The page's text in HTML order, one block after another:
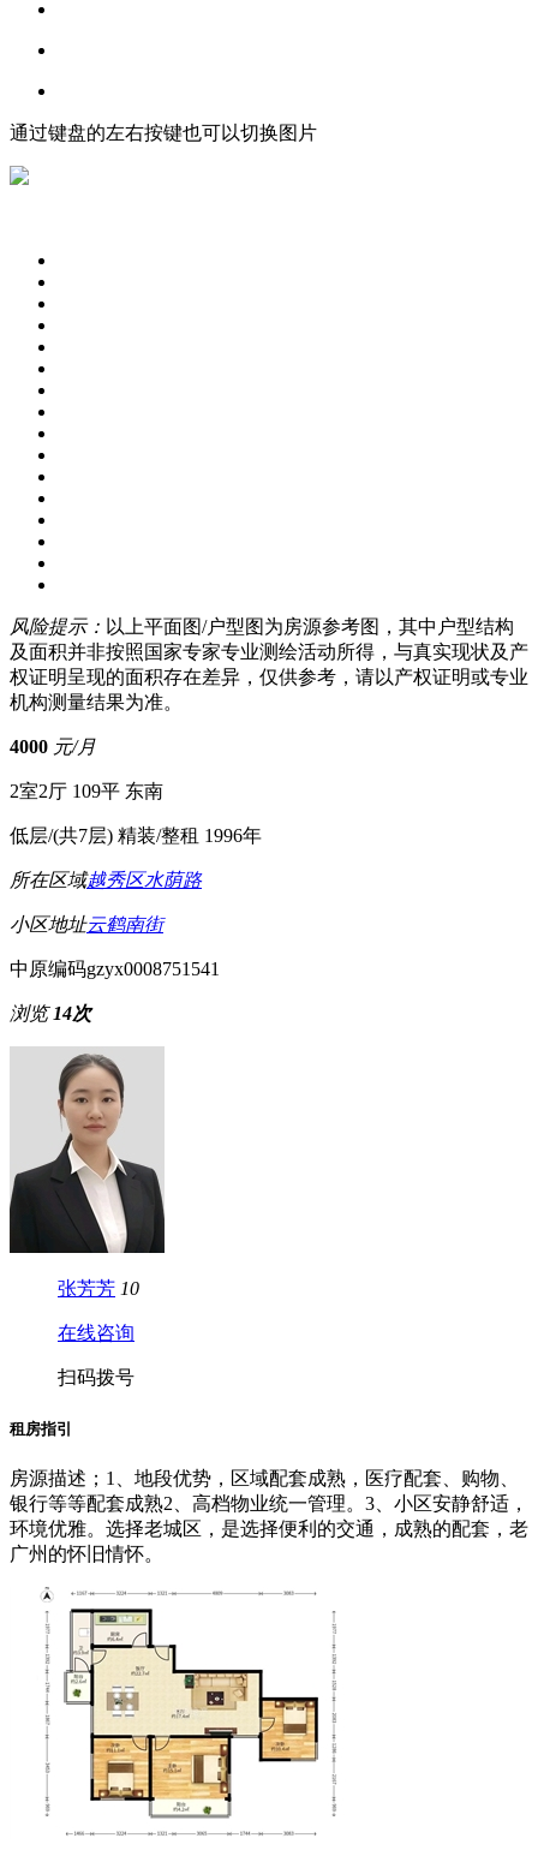
通过键盘的左右按键也可以切换图片
风险提示： 以上平面图/户型图为房源参考图，其中户型结构
及面积并非按照国家专家专业测绘活动所得，与真实现状及产
权证明呈现的面积存在差异，仅供参考，请以产权证明或专业
机构测量结果为准。
4000 元/月
2室2厅 109平 东南
低层/(共7层) 精装/整租 1996年
所在区域越秀区水荫路
小区地址云鹤南街
中原编码gzyx0008751541
浏览14次
张芳芳 10
在线咨询
扫码拨号
租房指引
房源描述；1、地段优势，区域配套成熟，医疗配套、购物、
银行等等配套成熟2、高档物业统一管理。3、小区安静舒适，
环境优雅。选择老城区，是选择便利的交通，成熟的配套，老
广州的怀旧情怀。